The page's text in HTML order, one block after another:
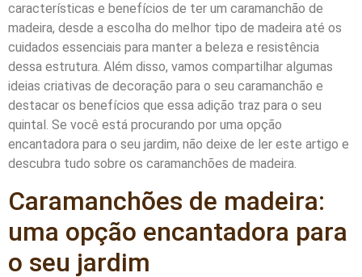
características e benefícios de ter um caramanchão de
madeira, desde a escolha do melhor tipo de madeira até os
cuidados essenciais para manter a beleza e resistência
dessa estrutura. Além disso, vamos compartilhar algumas
ideias criativas de decoração para o seu caramanchão e
destacar os benefícios que essa adição traz para o seu
quintal. Se você está procurando por uma opção
encantadora para o seu jardim, não deixe de ler este artigo e
descubra tudo sobre os caramanchões de madeira.
Caramanchões de madeira:
uma opção encantadora para
o seu jardim